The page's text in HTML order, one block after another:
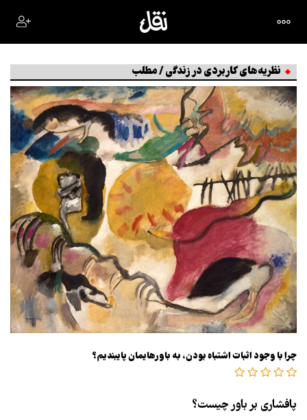
نظریه‌های کاربردی در زندگی / مطلب
چرا با وجود اثبات اشتباه بودن، به باورهایمان پایبندیم؟
پافشاری بر باور چیست؟